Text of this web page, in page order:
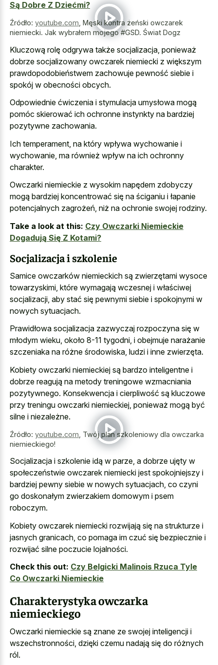
Są Dobre Z Dziećmi?
Źródło: youtube.com, Męski kontra żeński owczarek
niemiecki. Jak wybrałem mojego #GSD. Świat Dogz
Kluczową rolę odgrywa także socjalizacja, ponieważ
dobrze socjalizowany owczarek niemiecki z większym
prawdopodobieństwem zachowuje pewność siebie i
spokój w obecności obcych.
Odpowiednie ćwiczenia i stymulacja umysłowa mogą
pomóc skierować ich ochronne instynkty na bardziej
pozytywne zachowania.
Ich temperament, na który wpływa wychowanie i
wychowanie, ma również wpływ na ich ochronny
charakter.
Owczarki niemieckie z wysokim napędem zdobyczy
mogą bardziej koncentrować się na ściganiu i łapanie
potencjalnych zagrożeń, niż na ochronie swojej rodziny.
Take a look at this: Czy Owczarki Niemieckie
Dogadują Się Z Kotami?
Socjalizacja i szkolenie
Samice owczarków niemieckich są zwierzętami wysoce
towarzyskimi, które wymagają wczesnej i właściwej
socjalizacji, aby stać się pewnymi siebie i spokojnymi w
nowych sytuacjach.
Prawidłowa socjalizacja zazwyczaj rozpoczyna się w
młodym wieku, około 8-11 tygodni, i obejmuje narażanie
szczeniaka na różne środowiska, ludzi i inne zwierzęta.
Kobiety owczarki niemieckiej są bardzo inteligentne i
dobrze reagują na metody treningowe wzmacniania
pozytywnego. Konsekwencja i cierpliwość są kluczowe
przy treningu owczarki niemieckiej, ponieważ mogą być
silne i niezależne.
Źródło: youtube.com Twój plan szkoleniowy dla owczarka
niemieckiego!
Socjalizacja i szkolenie idą w parze, a dobrze ujęty w
społeczeństwie owczarek niemiecki jest spokojniejszy i
bardziej pewny siebie w nowych sytuacjach, co czyni
go doskonałym zwierzakiem domowym i psem
roboczym.
Kobiety owczarek niemiecki rozwijają się na strukturze i
jasnych granicach, co pomaga im czuć się bezpiecznie i
rozwijać silne poczucie lojalności.
Check this out: Czy Belgicki Malinois Rzuca Tyle
Co Owczarki Niemieckie
Charakterystyka owczarka
niemieckiego
Owczarki niemieckie są znane ze swojej inteligencji i
wszechstronności, dzięki czemu nadają się do różnych
ról.